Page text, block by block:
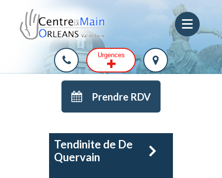
Urgences
Prendre RDV
Tendinite de De
Quervain